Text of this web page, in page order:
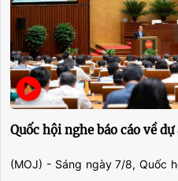
Hội nghị tập huấn hướng
xếp loại chất lượng công
Quốc hội nghe báo cáo về
(MOJ) - Sáng ngày 7/8, Quốc